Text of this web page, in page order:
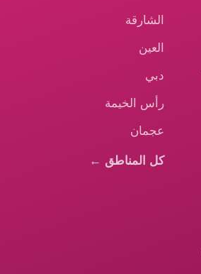
الشارقة
العين
دبي
رأس الخيمة
عجمان
كل المناطق ←